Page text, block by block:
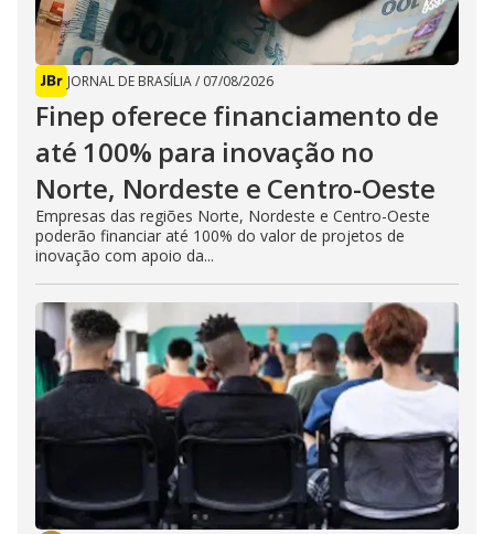
JORNAL DE BRASÍLIA/ 07/08/2026
Finep oferece financiamento de
até 100% para inovação no
Norte, Nordeste e Centro-Oeste
Empresas das regiões Norte, Nordeste e Centro-Oeste
poderão financiar até 100% do valor de projetos de
inovação com apoio da...